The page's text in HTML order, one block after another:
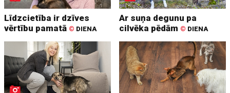
Līdzcietība ir dzīves
vērtību pamatā © DIENA
Ar suņa degunu pa
cilvēka pēdām © DIENA